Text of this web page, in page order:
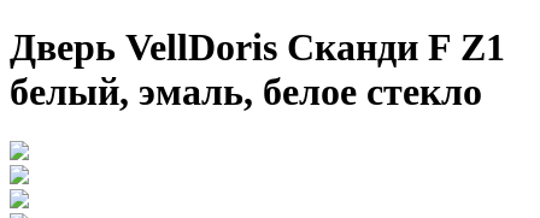
Дверь VellDoris Сканди F Z1
белый, эмаль, белое стекло